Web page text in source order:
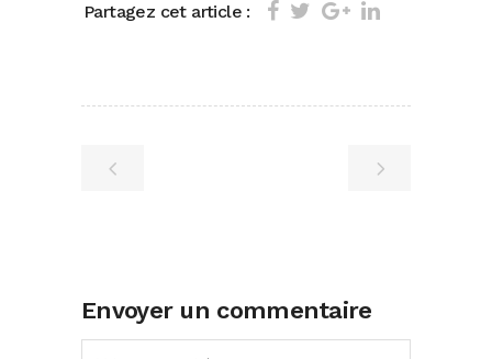
Partagez cet article :
Envoyer un commentaire